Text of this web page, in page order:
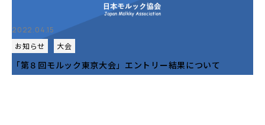
2022.04.15
お知らせ
大会
「第８回モルック東京大会」エントリー結果について